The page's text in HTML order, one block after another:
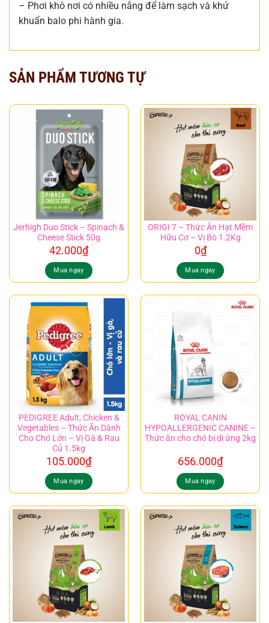
– Phơi khô nơi có nhiều nắng để làm sạch và khử
khuẩn balo phi hành gia.
SẢN PHẨM TƯƠNG TỰ
Jerhigh Duo Stick – Spinach &
Cheese Stick 50g
42.000₫
Mua ngay
ORIGI 7 – Thức Ăn Hạt Mềm
Hữu Cơ – Vị Bò 1.2Kg
0₫
Mua ngay
PEDIGREE Adult, Chicken &
Vegetables – Thức Ăn Dành
Cho Chó Lớn – Vị Gà & Rau
Củ 1.5kg
105.000₫
Mua ngay
ROYAL CANIN
HYPOALLERGENIC CANINE –
Thức ăn cho chó bị dị ứng 2kg
656.000₫
Mua ngay